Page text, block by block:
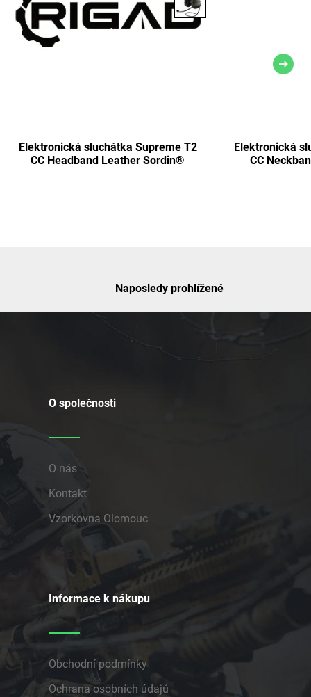
Elektronická sluchátka Supreme T2
CC Headband Leather Sordin®
Elektronická
CC
Naposledy prohlížené
O společnosti
O nás
Kontakt
Vzorkovna Olomouc
Informace k nákupu
Obchodní podmínky
Ochrana osobních údajů